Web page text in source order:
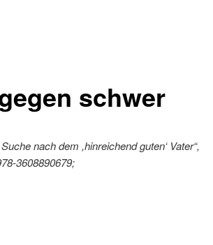
schwer
nach dem ,hinreichend guten‘ Vater“,
3608890679;